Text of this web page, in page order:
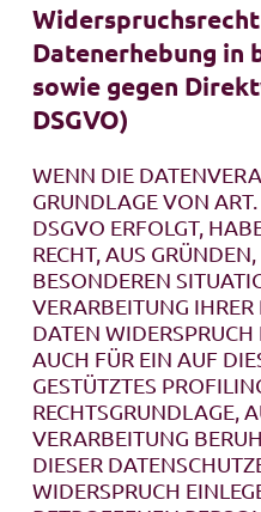
Datenerhebung in
sowie gegen
DSGVO)
WENN DIE
GRUNDLAGE VON
DSGVO ERFOLGT,
RECHT, AUS
BESONDEREN
VERARBEITUNG
DATEN WIDERSPRUCH
AUCH FÜR EIN AUF
GESTÜTZTES
RECHTSGRUNDLAGE,
VERARBEITUNG
DIESER
WIDERSPRUCH